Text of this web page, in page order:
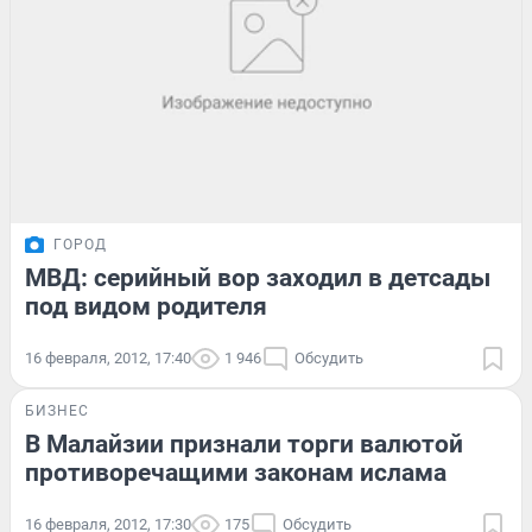
ГОРОД
МВД: серийный вор заходил в детсады
под видом родителя
16 февраля, 2012, 17:40 1 946 Обсудить
БИЗНЕС
В Малайзии признали торги валютой
противоречащими законам ислама
16 февраля, 2012, 17:30 175 Обсудить